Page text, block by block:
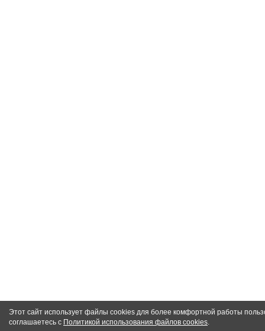
Этот сайт использует файлы cookies для более комфортной работы
соглашаетесь с Политикой использования файлов cookies